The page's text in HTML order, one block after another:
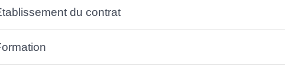
du contrat